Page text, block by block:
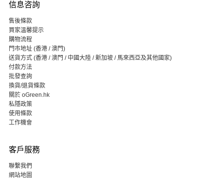
信息咨詢
售後條款
買家溫馨提示
購物流程
門市地址 (香港 / 澳門)
送貨方式 (香港 / 澳門 / 中國大陸 / 新加坡 / 馬來西亞及其他國家)
付款方法
批發查詢
換貨/退貨條款
關於 oGreen.hk
私隱政策
使用條款
工作機會
客戶服務
聯繫我們
網站地圖